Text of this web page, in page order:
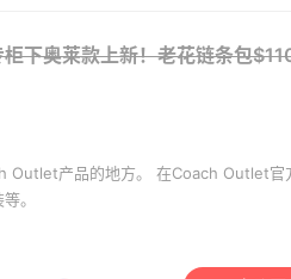
下奥莱款上新！老花链条包
Outlet产品的地方。 在Coach Outlet官
。